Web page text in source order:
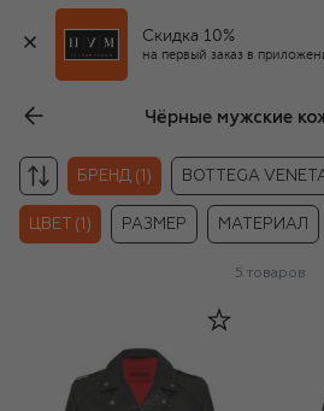
Скидка 10%
на первый заказ в
БРЕНД (1) BOTTEGA
ЦВЕТ (1) РАЗМЕР МАТЕРИАЛ
5 товаров